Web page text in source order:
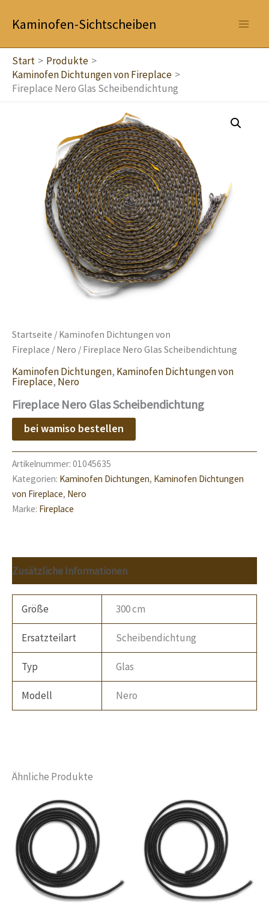
InhaltKaminofen-Sichtscheiben
Start
Produkte
Kaminofen Dichtungen von Fireplace
Fireplace Nero Glas Scheibendichtung
Startseite / Kaminofen Dichtungen von
Fireplace / Nero / Fireplace Nero Glas Scheibendichtung
Kaminofen Dichtungen, Kaminofen Dichtungen von
Fireplace, Nero
Fireplace Nero Glas Scheibendichtung
bei wamiso bestellen
Artikelnummer: 01045635
Kategorien: Kaminofen Dichtungen, Kaminofen Dichtungen
von Fireplace, Nero
Marke: Fireplace
Zusätzliche Informationen
Größe 300 cm
Ersatzteilart Scheibendichtung
Typ Glas
Modell Nero
Ähnliche Produkte